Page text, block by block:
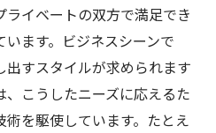
イベートの双方で満足でき
ます。ビジネスシーンで
すスタイルが求められます
こうしたニーズに応えるた
を駆使しています。たとえ